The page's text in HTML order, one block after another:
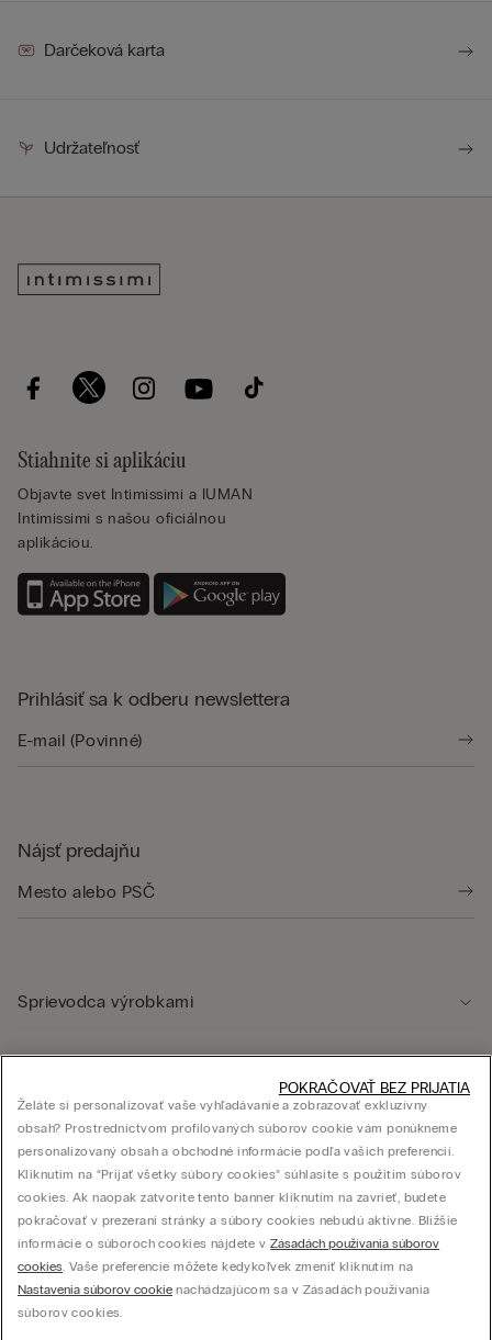
Darčeková karta
Udržateľnosť
Stiahnite si aplikáciu
Objavte svet Intimissimi a IUMAN
Intimissimi s našou oficiálnou
aplikáciou.
Prihlásiť sa k odberu newslettera
Nájsť predajňu
Sprievodca výrobkami
Právna oblasť
Firma
Želáte si personalizovať vaše vyhľadávanie a zobrazovať exkluzívny
obsah? Prostredníctvom profilovaných súborov cookie vám ponúkneme
personalizovaný obsah a obchodné informácie podľa vašich preferencií.
Kliknutím na “Prijať všetky súbory cookies” súhlasíte s použitím súborov
cookies. Ak naopak zatvoríte tento banner kliknutím na zavrieť, budete
pokračovať v prezeraní stránky a súbory cookies nebudú aktívne. Bližšie
informácie o súboroch cookies nájdete vZásadách používania súborov
cookies. Vaše preferencie môžete kedykoľvek zmeniť kliknutím na
Nastavenia súborov cookie nachádzajúcom sa v Zásadách používania
súborov cookies.
POKRAČOVAŤ BEZ PRIJATIA